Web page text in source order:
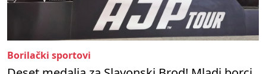
Borilački sportovi